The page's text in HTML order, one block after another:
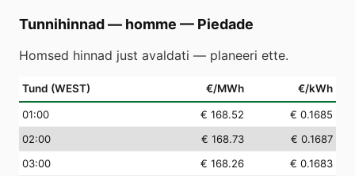
Tunnihinnad — homme — Piedade
Homsed hinnad just avaldati — planeeri ette.
Tund (WEST) €/MWh €/kWh
01:00 € 168.52
€ 0.1685
02:00 € 168.73
€ 0.1687
03:00 € 168.26
€ 0.1683